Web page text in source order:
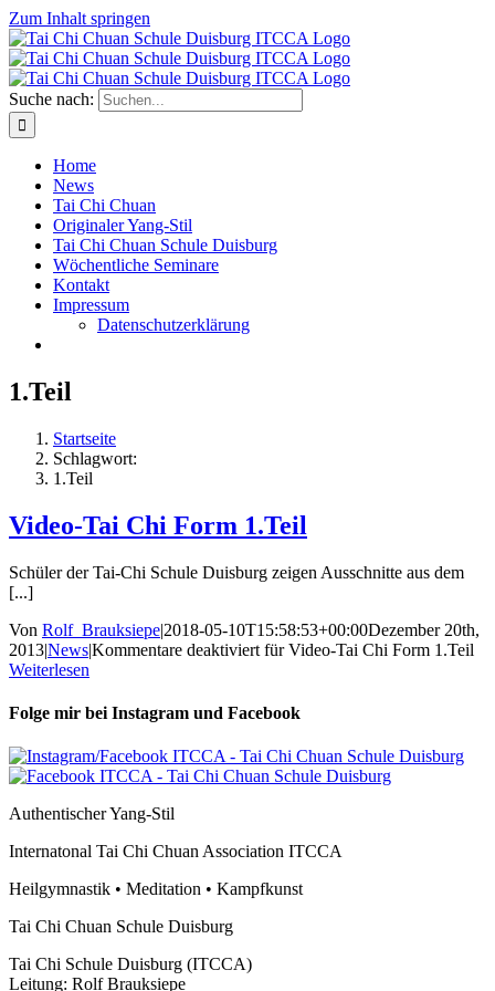
Zum Inhalt springen
Suche nach:
Home
News
Tai Chi Chuan
Originaler Yang-Stil
Tai Chi Chuan Schule Duisburg
Wöchentliche Seminare
Kontakt
Impressum
Datenschutzerklärung
1.Teil
Startseite
Schlagwort:
1.Teil
Video-Tai Chi Form 1.Teil
Schüler der Tai-Chi Schule Duisburg zeigen Ausschnitte aus dem
[...]
Von Rolf_Brauksiepe|2018-05-10T15:58:53+00:00Dezember 20th,
2013|News|Kommentare deaktiviert für Video-Tai Chi Form 1.Teil
Weiterlesen
Folge mir bei Instagram und Facebook
Authentischer Yang-Stil
Internatonal Tai Chi Chuan Association ITCCA
Heilgymnastik • Meditation • Kampfkunst
Tai Chi Chuan Schule Duisburg
Tai Chi Schule Duisburg (ITCCA)
Leitung: Rolf Brauksiepe